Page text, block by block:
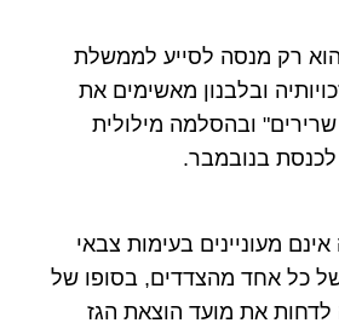
רק מנסה לסייע לממשלת
ובלבנון מאשימים את
ובהסלמה מילולית
בנובמבר.
מעוניינים בעימות צבאי
של כל אחד מהצדדים, בסופו של
לדחות את מועד הוצאת הגז